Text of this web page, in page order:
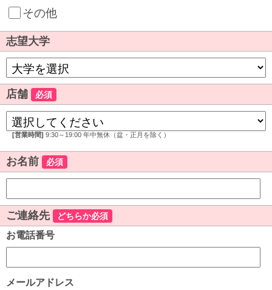
その他
志望大学
店舗 必須
[営業時間] 9:30～19:00 年中無休（盆・正月を除く）
お名前 必須
ご連絡先 どちらか必須
お電話番号
メールアドレス